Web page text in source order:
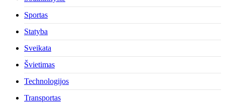
Sportas
Statyba
Sveikata
Švietimas
Technologijos
Transportas